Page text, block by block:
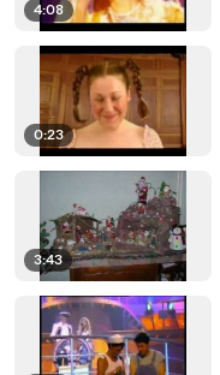
4:08
0:23
3:43